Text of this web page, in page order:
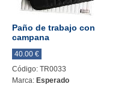
Paño de trabajo con
campana
40.00 €
Código: TR0033
Marca: Esperado